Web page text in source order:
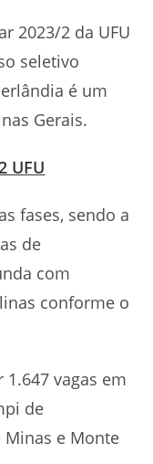
2023/2 da UFU
seletivo
é um
Gerais.
UFU
fases, sendo a
de
com
conforme o
vagas em
de
Minas e Monte